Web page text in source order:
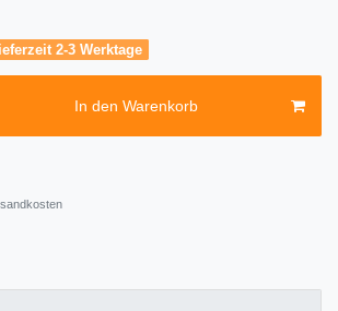
2-3 Werktage
In den Warenkorb